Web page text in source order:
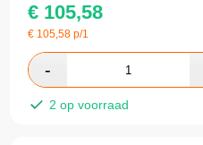
€ 105,58
€ 105,58 p/1
2 op voorraad